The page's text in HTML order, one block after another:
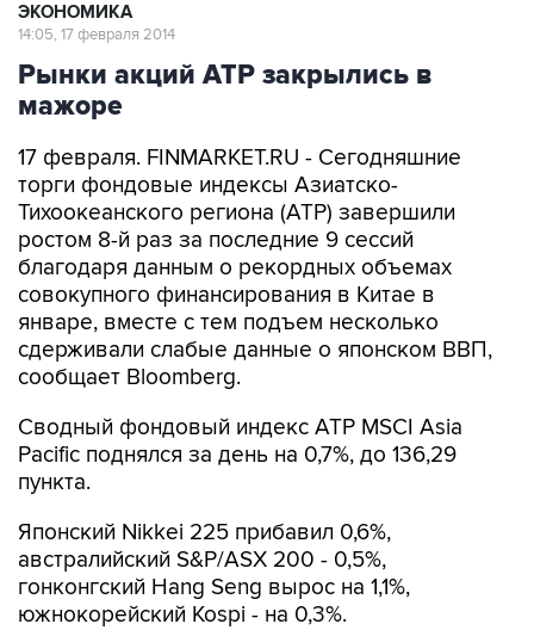
ЭКОНОМИКА
14:05, 17 февраля 2014
Рынки акций АТР закрылись в
мажоре
17 февраля. FINMARKET.RU - Сегодняшние
торги фондовые индексы Азиатско-
Тихоокеанского региона (АТР) завершили
ростом 8-й раз за последние 9 сессий
благодаря данным о рекордных объемах
совокупного финансирования в Китае в
январе, вместе с тем подъем несколько
сдерживали слабые данные о японском ВВП,
сообщает Bloomberg.
Сводный фондовый индекс АТР MSCI Asia
Pacific поднялся за день на 0,7%, до 136,29
пункта.
Японский Nikkei 225 прибавил 0,6%,
австралийский S&P/ASX 200 - 0,5%,
гонконгский Hang Seng вырос на 1,1%,
южнокорейский Kospi - на 0,3%.